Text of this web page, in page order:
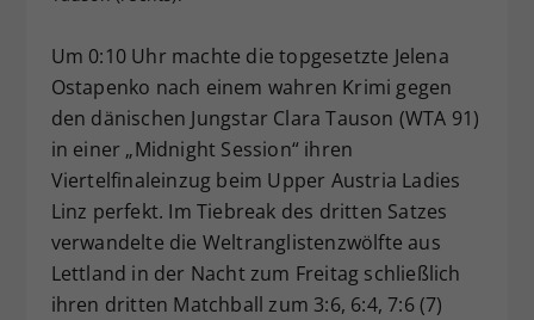
Um 0:10 Uhr machte die topgesetzte Jelena
Ostapenko nach einem wahren Krimi gegen
den dänischen Jungstar Clara Tauson (WTA 91)
in einer „Midnight Session“ ihren
Viertelfinaleinzug beim Upper Austria Ladies
Linz perfekt. Im Tiebreak des dritten Satzes
verwandelte die Weltranglistenzwölfte aus
Lettland in der Nacht zum Freitag schließlich
ihren dritten Matchball zum 3:6, 6:4, 7:6 (7)
Zweck
Einstellungen. Unter anderem eine
zufällig generierte ID, für die
historische Speicherung Ihrer
vorgenommen Einstellungen, falls der
Webseiten-Betreiber dies eingestellt
hat.